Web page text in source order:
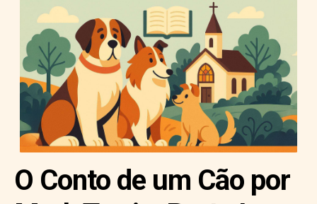
O Conto de um Cão por